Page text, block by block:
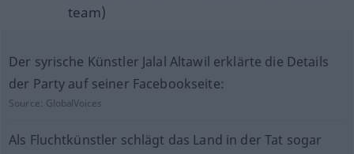
team)
Der syrische Künstler Jalal Altawil erklärte die Details
der Party auf seiner Facebookseite:
Source: GlobalVoices
Als Fluchtkünstler schlägt das Land in der Tat sogar